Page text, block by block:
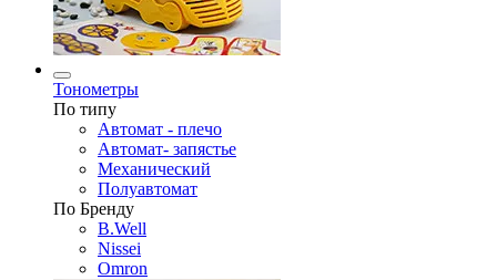
Тонометры
По типу
Автомат - плечо
Автомат- запястье
Механический
Полуавтомат
По Бренду
B.Well
Nissei
Omron